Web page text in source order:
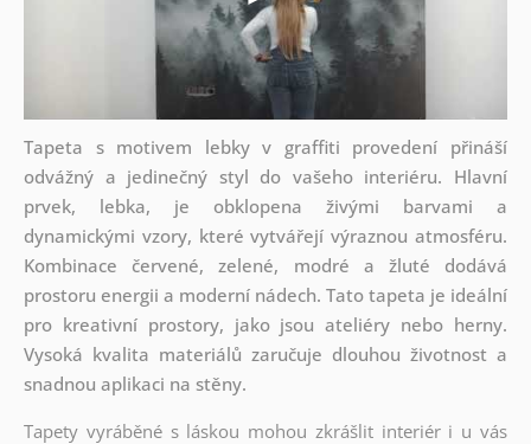
Tapeta s motivem lebky v graffiti provedení přináší
odvážný a jedinečný styl do vašeho interiéru. Hlavní
prvek, lebka, je obklopena živými barvami a
dynamickými vzory, které vytvářejí výraznou atmosféru.
Kombinace červené, zelené, modré a žluté dodává
prostoru energii a moderní nádech. Tato tapeta je ideální
pro kreativní prostory, jako jsou ateliéry nebo herny.
Vysoká kvalita materiálů zaručuje dlouhou životnost a
snadnou aplikaci na stěny.
Tapety vyráběné s láskou mohou zkrášlit interiér i u vás